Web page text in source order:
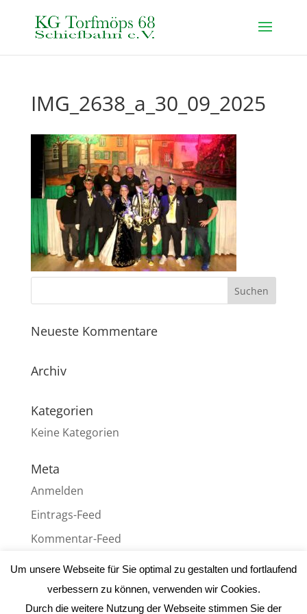
IMG_2638_a_30_09_2025
Neueste Kommentare
Archiv
Kategorien
Keine Kategorien
Meta
Anmelden
Eintrags-Feed
Kommentar-Feed
WordPress.org
Um unsere Webseite für Sie optimal zu gestalten und fortlaufend
verbessern zu können, verwenden wir Cookies.
Durch die weitere Nutzung der Webseite stimmen Sie der